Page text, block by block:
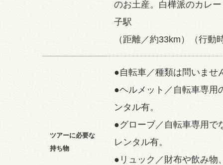
のお土産。白樺派のカレ
子駅
（距離／約33km）（行動
ツアーに必要な
持ち物
●自転車／種類は問いませ
●ヘルメット／自転車専用
ンタル有。
●グローブ／自転車専用で
レンタル有。
●リュック／財布や飲み物